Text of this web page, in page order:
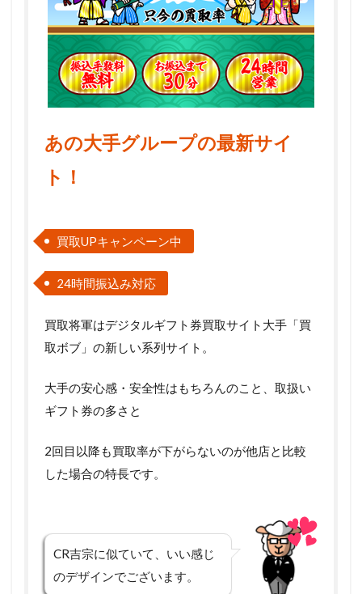
あの大手グループの最新サイ
ト！
買取UPキャンペーン中
24時間振込み対応
買取将軍はデジタルギフト券買取サイト大手「買
取ボブ」の新しい系列サイト。
大手の安心感・安全性はもちろんのこと、取扱い
ギフト券の多さと
2回目以降も買取率が下がらないのが他店と比較
した場合の特長です。
CR吉宗に似ていて、いい感じ
のデザインでございます。